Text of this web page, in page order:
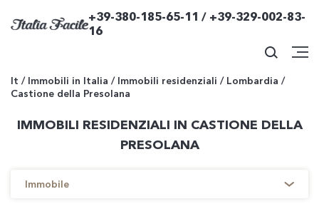
+39-380-185-65-11 / +39-329-002-83-
16
It / Immobili in Italia / Immobili residenziali / Lombardia /
Castione della Presolana
IMMOBILI RESIDENZIALI IN CASTIONE DELLA
PRESOLANA
Immobile